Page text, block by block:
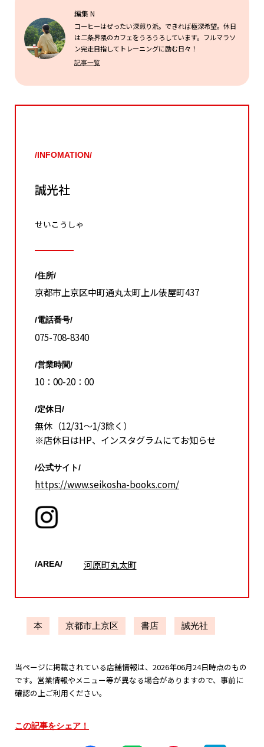
編集 N
コーヒーはぜったい深煎り派。できれば極深希望。休日
は二条界隈のカフェをうろうろしています。フルマラソ
ン完走目指してトレーニングに励む日々！
記事一覧
/INFOMATION/
誠光社
せいこうしゃ
/住所/
京都市上京区中町通丸太町上ル俵屋町437
/電話番号/
075-708-8340
/営業時間/
10：00-20：00
/定休日/
無休（12/31〜1/3除く）
※店休日はHP、インスタグラムにてお知らせ
/公式サイト/
https://www.seikosha-books.com/
/AREA/ 河原町丸太町
本 京都市上京区 書店 誠光社
当ページに掲載されている店舗情報は、2026年06月24日時点のもの
です。営業情報やメニュー等が異なる場合がありますので、事前に
確認の上ご利用ください。
この記事をシェア！